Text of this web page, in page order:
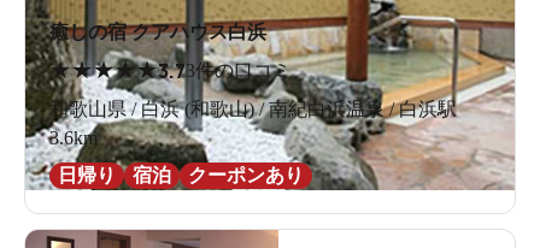
癒しの宿 クアハウス白浜
★★★★★3.73件の口コミ
和歌山県 / 白浜 (和歌山) / 南紀白浜温泉 / 白浜駅
3.6km
日帰り
宿泊 クーポンあり